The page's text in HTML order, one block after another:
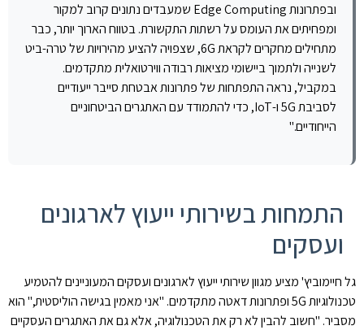
ובפתרונות Edge Computing שמעבדים נתונים קרוב למקור
ומפחיתים את העומס על רשתות התקשורת. בטווח הארוך יותר, כבר
מתחילים מחקרים לקראת 6G, שצפויה להציע מהירויות של טרה-ביט
לשנייה ולתמוך ביישומי מציאות רבודה ווירטואלית מתקדמים.
במקביל, נראה התפתחות של פתרונות אבטחת סייבר ייעודיים
לסביבת 5G ו-IoT, כדי להתמודד עם האתגרים הביטחוניים
הייחודיים."
התמחות בשירותי ייעוץ לארגונים
ועסקים
גל חיימוביץ' מציע מגוון שירותי ייעוץ לארגונים ועסקים המעוניינים להטמיע
טכנולוגיות 5G ופתרונות דאטה מתקדמים. "אני מאמין בגישה הוליסטית," הוא
מסביר. "חשוב להבין לא רק את הטכנולוגיה, אלא גם את האתגרים העסקיים